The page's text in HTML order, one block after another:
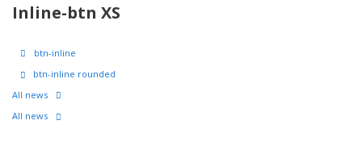
Inline-btn XS
btn-inline
btn-inline rounded
All news
All news